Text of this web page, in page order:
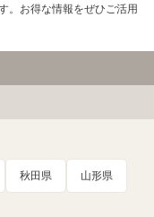
。お得な情報をぜひご活用
秋田県 山形県